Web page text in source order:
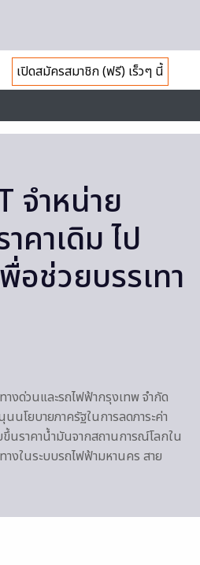
เปิดสมัครสมาชิก (ฟรี) เร็วๆ นี้
จำหน่าย
คาเดิม ไป
ช่วยบรรเทา
งด่วนและรถไฟฟ้ากรุงเทพ จำกัด
นโยบายภาครัฐในการลดภาระค่า
นราคาน้ำมันจากสถานการณ์โลกใน
างในระบบรถไฟฟ้ามหานคร สาย